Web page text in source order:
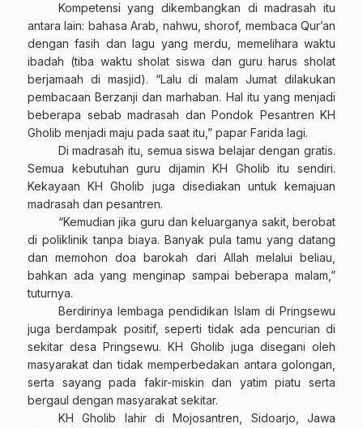
Kompetensi yang dikembangkan di madrasah itu
antara lain: bahasa Arab, nahwu, shorof, membaca Qur’an
dengan fasih dan lagu yang merdu, memelihara waktu
ibadah (tiba waktu sholat siswa dan guru harus sholat
berjamaah di masjid). “Lalu di malam Jumat dilakukan
pembacaan Berzanji dan marhaban. Hal itu yang menjadi
beberapa sebab madrasah dan Pondok Pesantren KH
Gholib menjadi maju pada saat itu,” papar Farida lagi.
Di madrasah itu, semua siswa belajar dengan gratis.
Semua kebutuhan guru dijamin KH Gholib itu sendiri.
Kekayaan KH Gholib juga disediakan untuk kemajuan
madrasah dan pesantren.
“Kemudian jika guru dan keluarganya sakit, berobat
di poliklinik tanpa biaya. Banyak pula tamu yang datang
dan memohon doa barokah dari Allah melalui beliau,
bahkan ada yang menginap sampai beberapa malam,”
tuturnya.
Berdirinya lembaga pendidikan Islam di Pringsewu
juga berdampak positif, seperti tidak ada pencurian di
sekitar desa Pringsewu. KH Gholib juga disegani oleh
masyarakat dan tidak memperbedakan antara golongan,
serta sayang pada fakir-miskin dan yatim piatu serta
bergaul dengan masyarakat sekitar.
KH Gholib lahir di Mojosantren, Sidoarjo, Jawa